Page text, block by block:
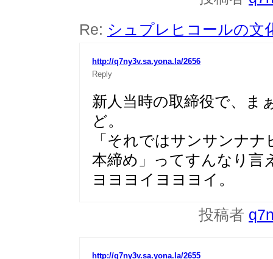
Re: シュプレヒコールの文
http://q7ny3v.sa.yona.la/2656
Reply
新人当時の取締役で、ま
ど。
「それではサンサンナ
本締め」ってすんなり言
ヨヨヨイヨヨヨイ。
投稿者
http://q7ny3v.sa.yona.la/2655